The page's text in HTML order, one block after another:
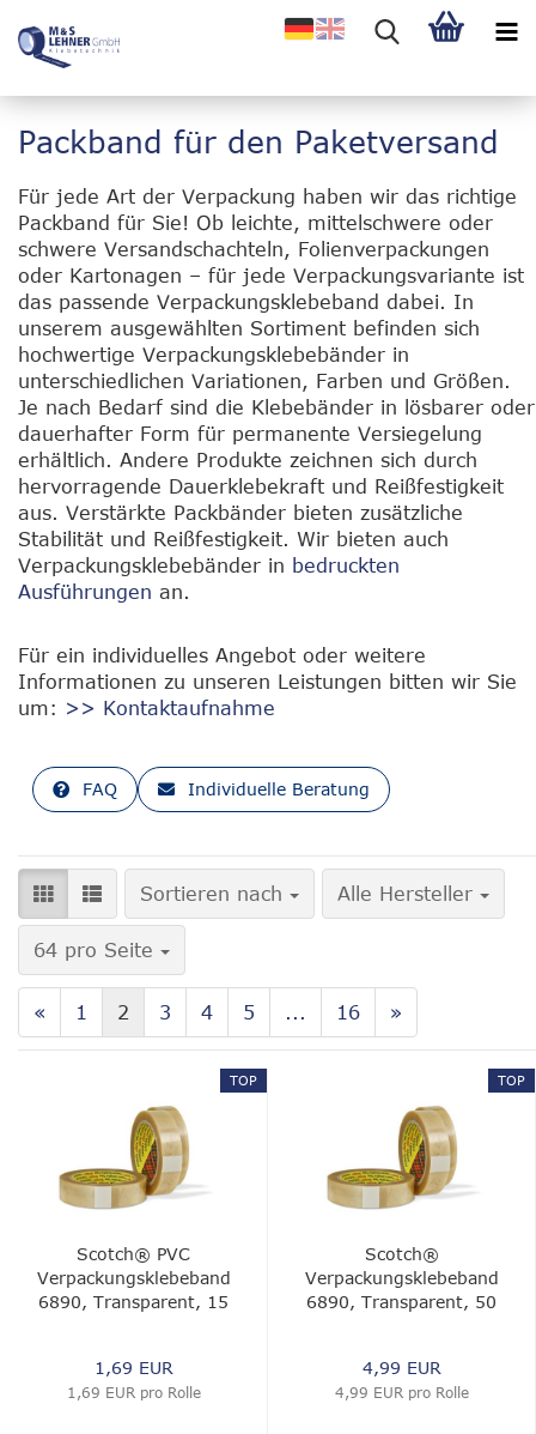
Packband für den Paketversand
Für jede Art der Verpackung haben wir das richtige
Packband für Sie! Ob leichte, mittelschwere oder
schwere Versandschachteln, Folienverpackungen
oder Kartonagen – für jede Verpackungsvariante ist
das passende Verpackungsklebeband dabei. In
unserem ausgewählten Sortiment befinden sich
hochwertige Verpackungsklebebänder in
unterschiedlichen Variationen, Farben und Größen.
Je nach Bedarf sind die Klebebänder in lösbarer oder
dauerhafter Form für permanente Versiegelung
erhältlich. Andere Produkte zeichnen sich durch
hervorragende Dauerklebekraft und Reißfestigkeit
aus. Verstärkte Packbänder bieten zusätzliche
Stabilität und Reißfestigkeit. Wir bieten auch
Verpackungsklebebänder in bedruckten
Ausführungen an.
Für ein individuelles Angebot oder weitere
Informationen zu unseren Leistungen bitten wir Sie
um: >> Kontaktaufnahme
FAQ Individuelle Beratung
Sortieren nach
Sortieren nach Alle Hersteller
64 pro Seite
pro Seite
« 1 2 3 4 5 ... 16 »
TOP
Scotch® PVC
Verpackungsklebeband
6890, Transparent, 15
1,69 EUR
1,69 EUR pro Rolle
TOP
Scotch®
Verpackungsklebeband
6890, Transparent, 50
4,99 EUR
4,99 EUR pro Rolle